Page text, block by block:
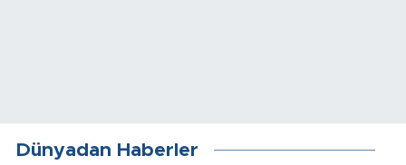
Dünyadan Haberler